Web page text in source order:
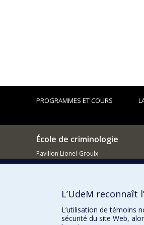
PROGRAMMES ET COURS
École de criminologie
Pavillon Lionel-Groulx
3150, rue Jean-Brillant
514 343-6111, poste 40894
L’UdeM
L’utilisation de témoins
sécurité du site Web,